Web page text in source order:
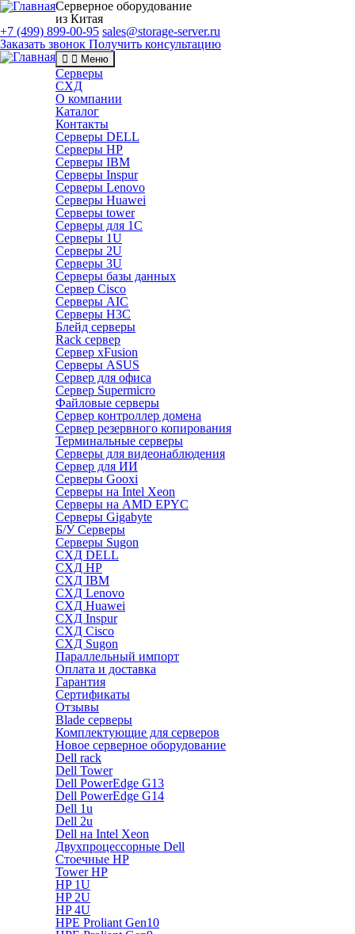
Серверное оборудование
из Китая
+7 (499) 899-00-95 sales@storage-server.ru
Заказать звонок Получить консультацию
Меню
Серверы
СХД
О компании
Каталог
Контакты
Серверы DELL
Серверы HP
Серверы IBM
Серверы Inspur
Серверы Lenovo
Серверы Huawei
Серверы tower
Серверы для 1C
Серверы 1U
Серверы 2U
Серверы 3U
Серверы базы данных
Сервер Cisco
Серверы AIC
Серверы H3C
Блейд серверы
Rack сервер
Сервер xFusion
Серверы ASUS
Сервер для офиса
Сервер Supermicro
Файловые серверы
Сервер контроллер домена
Сервер резервного копирования
Терминальные серверы
Серверы для видеонаблюдения
Сервер для ИИ
Серверы Gooxi
Серверы на Intel Xeon
Серверы на AMD EPYC
Серверы Gigabyte
Б/У Серверы
Серверы Sugon
СХД DELL
СХД HP
СХД IBM
СХД Lenovo
СХД Huawei
СХД Inspur
СХД Cisco
СХД Sugon
Параллельный импорт
Оплата и доставка
Гарантия
Сертификаты
Отзывы
Blade серверы
Комплектующие для серверов
Новое серверное оборудование
Dell rack
Dell Tower
Dell PowerEdge G13
Dell PowerEdge G14
Dell 1u
Dell 2u
Dell на Intel Xeon
Двухпроцессорные Dell
Стоечные HP
Tower HP
HP 1U
HP 2U
HP 4U
HPE Proliant Gen10